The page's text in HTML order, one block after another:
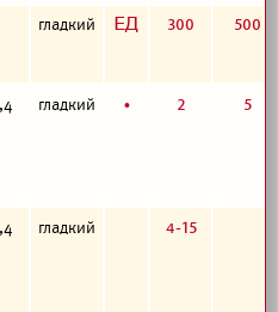
гладкий з 300 500
гладкий б 2 5
гладкий 4-15